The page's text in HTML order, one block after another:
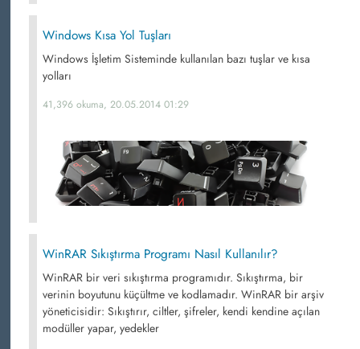
Windows Kısa Yol Tuşları
Windows İşletim Sisteminde kullanılan bazı tuşlar ve kısa
yolları
41,396 okuma, 20.05.2014 01:29
WinRAR Sıkıştırma Programı Nasıl Kullanılır?
WinRAR bir veri sıkıştırma programıdır. Sıkıştırma, bir
verinin boyutunu küçültme ve kodlamadır. WinRAR bir arşiv
yöneticisidir: Sıkıştırır, ciltler, şifreler, kendi kendine açılan
modüller yapar, yedekler